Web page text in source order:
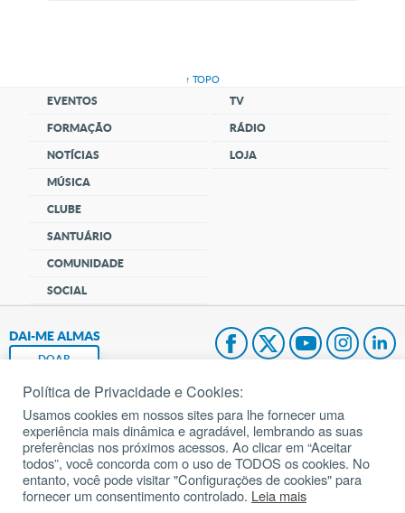
↑ TOPO
EVENTOS
FORMAÇÃO
NOTÍCIAS
MÚSICA
CLUBE
SANTUÁRIO
COMUNIDADE
SOCIAL
TV
RÁDIO
LOJA
DAI-ME ALMAS
DOAR
Fundação João Paulo II
Pedido de Oração
Mapa do site
Política de Privacidade e Cookies:
Usamos cookies em nossos sites para lhe fornecer uma
experiência mais dinâmica e agradável, lembrando as suas
preferências nos próximos acessos. Ao clicar em “Aceitar
todos”, você concorda com o uso de TODOS os cookies. No
entanto, você pode visitar "Configurações de cookies" para
fornecer um consentimento controlado. Leia mais